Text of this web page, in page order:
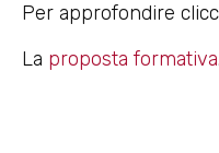
Per approfondire
La proposta formativa.